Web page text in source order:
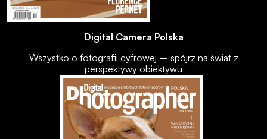
Digital Camera Polska
Wszystko o fotografii cyfrowej – spójrz na świat z
perspektywy obiektywu